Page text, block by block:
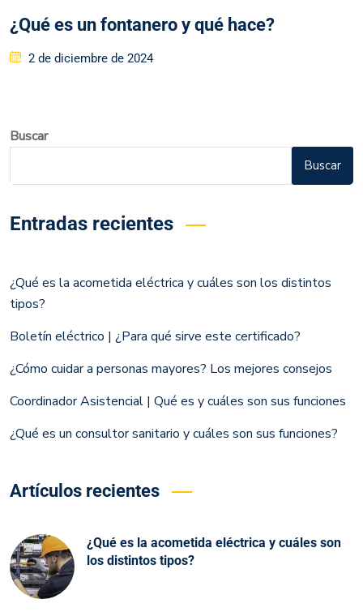
¿Qué es un fontanero y qué hace?
2 de diciembre de 2024
Buscar
Buscar
Entradas recientes
¿Qué es la acometida eléctrica y cuáles son los distintos
tipos?
Boletín eléctrico | ¿Para qué sirve este certificado?
¿Cómo cuidar a personas mayores? Los mejores consejos
Coordinador Asistencial | Qué es y cuáles son sus funciones
¿Qué es un consultor sanitario y cuáles son sus funciones?
Artículos recientes
¿Qué es la acometida eléctrica y cuáles son
los distintos tipos?